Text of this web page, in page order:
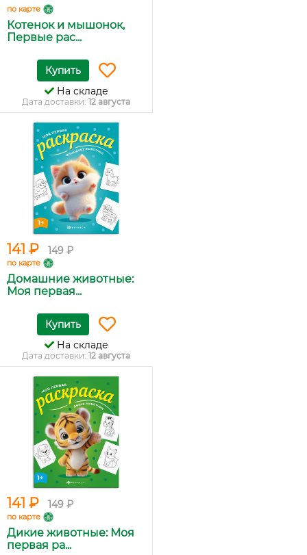
по карте
Котенок и мышонок,
Первые рас...
Купить
На складе
Дата доставки: 12 августа
141 ₽ 149 ₽
по карте
Домашние животные:
Моя первая...
Купить
На складе
Дата доставки: 12 августа
141 ₽ 149 ₽
по карте
Дикие животные: Моя
первая ра...